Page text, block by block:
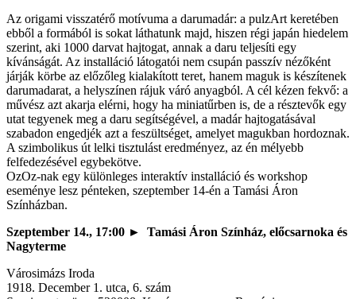
Az origami visszatérő motívuma a darumadár: a pulzArt keretében
ebből a formából is sokat láthatunk majd, hiszen régi japán hiedelem
szerint, aki 1000 darvat hajtogat, annak a daru teljesíti egy
kívánságát. Az installáció látogatói nem csupán passzív nézőként
járják körbe az előzőleg kialakított teret, hanem maguk is készítenek
darumadarat, a helyszínen rájuk váró anyagból. A cél kézen fekvő: a
művész azt akarja elérni, hogy ha miniatűrben is, de a résztevők egy
utat tegyenek meg a daru segítségével, a madár hajtogatásával
szabadon engedjék azt a feszültséget, amelyet magukban hordoznak.
A szimbolikus út lelki tisztulást eredményez, az én mélyebb
felfedezésével egybekötve.
OzOz-nak egy különleges interaktív installáció és workshop
eseménye lesz pénteken, szeptember 14-én a Tamási Áron
Színházban.
Szeptember 14., 17:00 ► Tamási Áron Színház, előcsarnoka és
Nagyterme
Városimázs Iroda
1918. December 1. utca, 6. szám